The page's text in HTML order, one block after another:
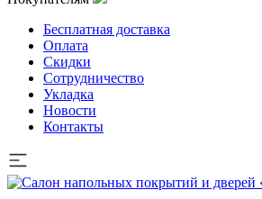
Бесплатная доставка
Оплата
Скидки
Сотрудничество
Укладка
Новости
Контакты